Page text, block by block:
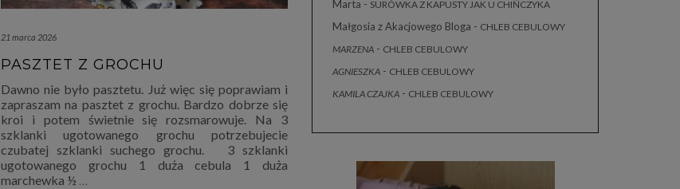
21 marca 2026
PASZTET Z GROCHU
Dawno nie było pasztetu. Już więc się poprawiam i
zapraszam na pasztet z grochu. Bardzo dobrze się
kroi i potem świetnie się rozsmarowuje. Na 3
szklanki ugotowanego grochu potrzebujecie
czubatej szklanki suchego grochu. 3 szklanki
ugotowanego grochu 1 duża cebula 1 duża
marchewka ½ …
Marta - SURÓWKA Z KAPUSTY JAK U CHIŃCZYKA
Małgosia z Akacjowego Bloga - CHLEB CEBULOWY
MARZENA - CHLEB CEBULOWY
AGNIESZKA - CHLEB CEBULOWY
KAMILA CZAJKA - CHLEB CEBULOWY